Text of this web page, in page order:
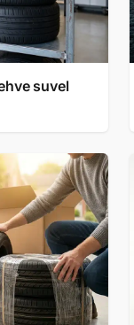
suvel